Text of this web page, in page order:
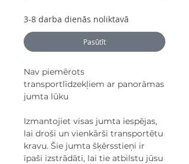
3-8 darba dienās noliktavā
Pasūtīt
Nav piemērots
transportlīdzekļiem ar panorāmas
jumta lūku
Izmantojiet visas jumta iespējas,
lai droši un vienkārši transportētu
kravu. Šie jumta šķērsstieņi ir
īpaši izstrādāti, lai tie atbilstu jūsu